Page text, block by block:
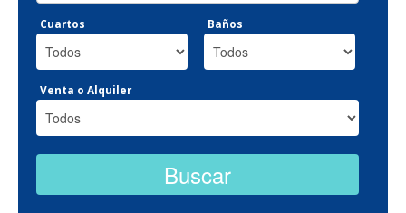
Cuartos Baños
Venta o Alquiler